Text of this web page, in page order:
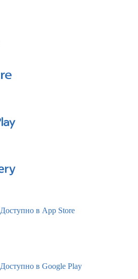
Доступно в App Store
Доступно в Google Play